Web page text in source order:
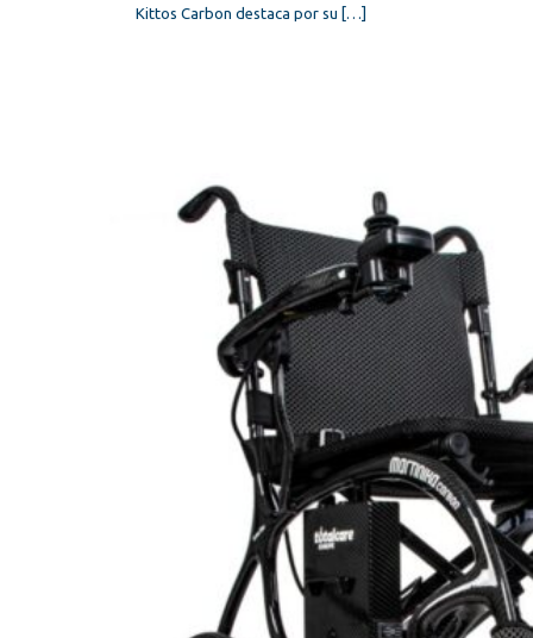
Kittos Carbon destaca por su […]